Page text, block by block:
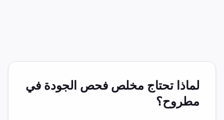
لماذا تحتاج مخلص فحص الجودة في
مطروح؟